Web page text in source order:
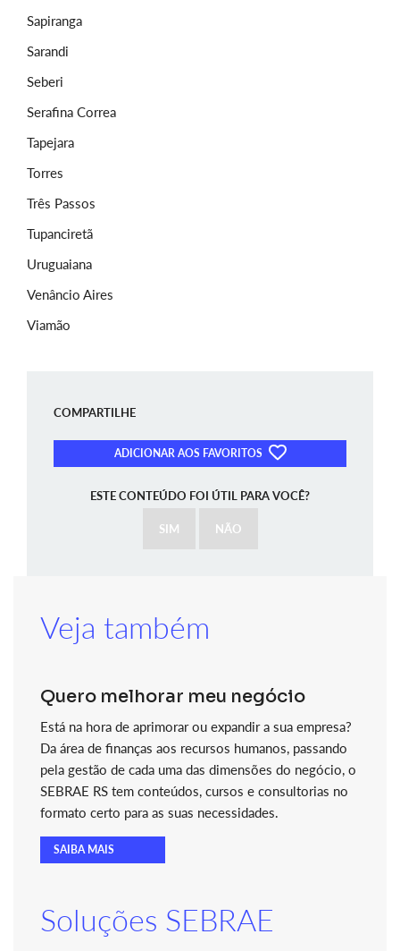
Sapiranga
Sarandi
Seberi
Serafina Correa
Tapejara
Torres
Três Passos
Tupanciretã
Uruguaiana
Venâncio Aires
Viamão
COMPARTILHE
ADICIONAR AOS FAVORITOS
ESTE CONTEÚDO FOI ÚTIL PARA VOCÊ?
SIM NÃO
Veja também
Quero melhorar meu negócio
Está na hora de aprimorar ou expandir a sua empresa?
Da área de finanças aos recursos humanos, passando
pela gestão de cada uma das dimensões do negócio, o
SEBRAE RS tem conteúdos, cursos e consultorias no
formato certo para as suas necessidades.
SAIBA MAIS
Soluções SEBRAE